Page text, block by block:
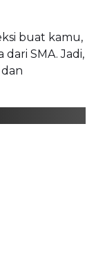
buat kamu,
SMA. Jadi,